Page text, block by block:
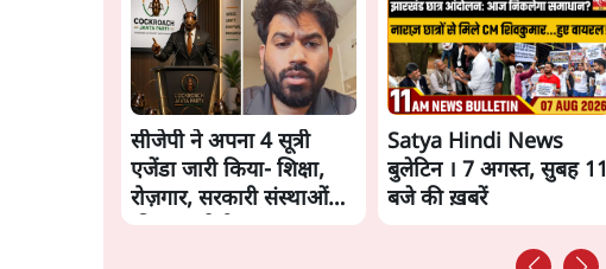
सीजेपी ने अपना 4 सूत्री
एजेंडा जारी किया- शिक्षा,
रोज़गार, सरकारी संस्थाओं
Satya Hindi News
बुलेटिन । 7 अगस्त, सुबह 11
बजे की ख़बरें